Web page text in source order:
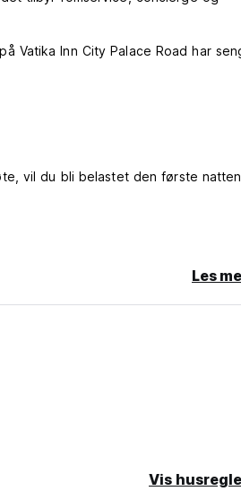
Vatika Inn City Palace Road har
vil du bli belastet den første
Les
Vis